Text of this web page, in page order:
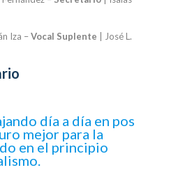
Iza –Vocal Suplente
| José L.
día a día en pos
mejor para la
en el principio